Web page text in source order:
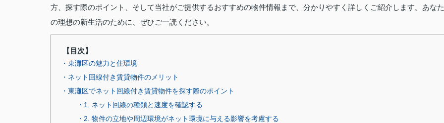
方、探す際のポイント、そして当社がご提供するおすすめの物件情報まで、分かりやすく詳しくご紹介します。あなた
の理想の新生活のために、ぜひご一読ください。
【目次】
・東灘区の魅力と住環境
・ネット回線付き賃貸物件のメリット
・東灘区でネット回線付き賃貸物件を探す際のポイント
・1. ネット回線の種類と速度を確認する
・2. 物件の立地や周辺環境がネット環境に与える影響を考慮する